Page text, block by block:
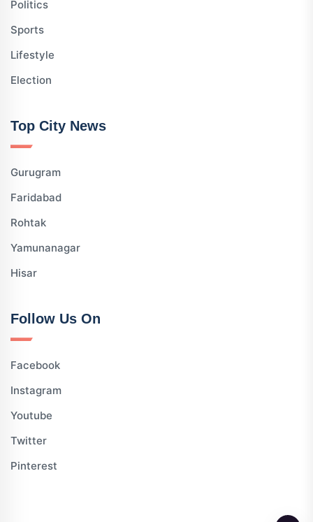
Politics
Sports
Lifestyle
Election
Top City News
Gurugram
Faridabad
Rohtak
Yamunanagar
Hisar
Follow Us On
Facebook
Instagram
Youtube
Twitter
Pinterest